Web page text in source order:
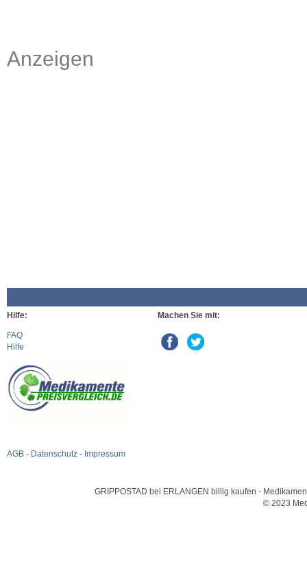
Anzeigen
Hilfe:
FAQ
Hilfe
AGB - Datenschutz - Impressum
Machen Sie mit:
GRIPPOSTAD bei ERLANGEN billig kaufen -
© 2023